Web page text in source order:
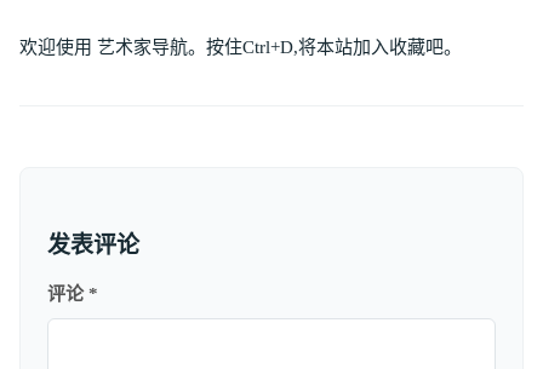
欢迎使用 艺术家导航。按住Ctrl+D,将本站加入收藏吧。
发表评论
评论*